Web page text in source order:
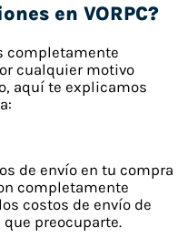
en VORPC?
completamente
cualquier motivo
aquí te explicamos
de envío en tu compra
completamente
costos de envío de
preocuparte.